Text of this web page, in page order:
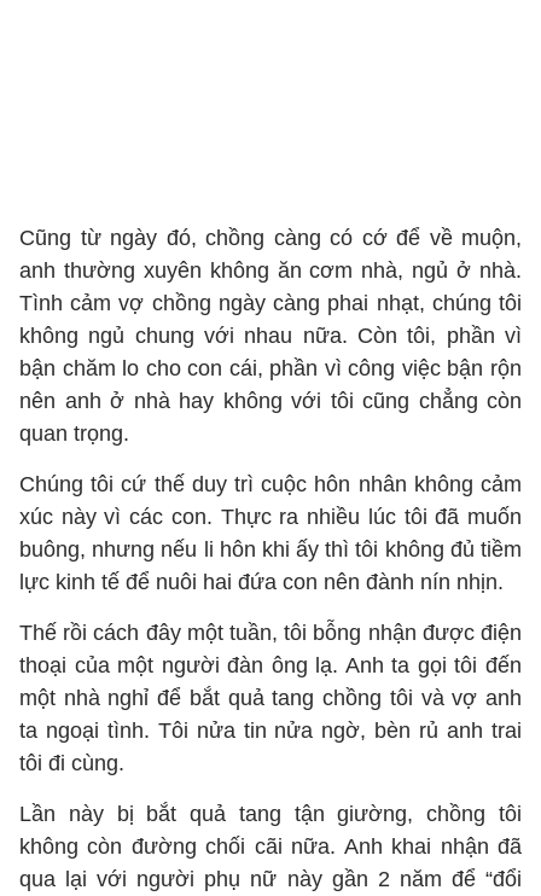
Cũng từ ngày đó, chồng càng có cớ để về muộn,
anh thường xuyên không ăn cơm nhà, ngủ ở nhà.
Tình cảm vợ chồng ngày càng phai nhạt, chúng tôi
không ngủ chung với nhau nữa. Còn tôi, phần vì
bận chăm lo cho con cái, phần vì công việc bận rộn
nên anh ở nhà hay không với tôi cũng chẳng còn
quan trọng.
Chúng tôi cứ thế duy trì cuộc hôn nhân không cảm
xúc này vì các con. Thực ra nhiều lúc tôi đã muốn
buông, nhưng nếu li hôn khi ấy thì tôi không đủ tiềm
lực kinh tế để nuôi hai đứa con nên đành nín nhịn.
Thế rồi cách đây một tuần, tôi bỗng nhận được điện
thoại của một người đàn ông lạ. Anh ta gọi tôi đến
một nhà nghỉ để bắt quả tang chồng tôi và vợ anh
ta ngoại tình. Tôi nửa tin nửa ngờ, bèn rủ anh trai
tôi đi cùng.
Lần này bị bắt quả tang tận giường, chồng tôi
không còn đường chối cãi nữa. Anh khai nhận đã
qua lại với người phụ nữ này gần 2 năm để “đổi